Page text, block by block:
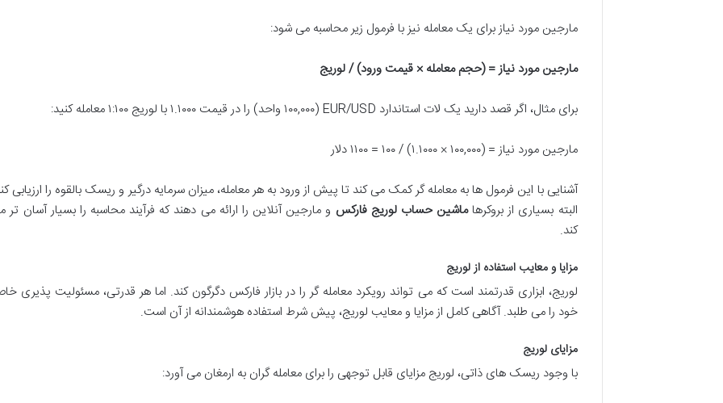
مارجین مورد نیاز برای یک معامله نیز با فرمول زیر محاسبه می شود:
مارجین مورد نیاز = (حجم معامله × قیمت ورود) / لوریج
برای مثال، اگر قصد دارید یک لات استاندارد EUR/USD (۱۰۰,۰۰۰ واحد) را در قیمت ۱.۱۰۰۰ با لوریج ۱:۱۰۰ معامله کنید:
مارجین مورد نیاز = (۱۰۰,۰۰۰ × ۱.۱۰۰۰) / ۱۰۰ = ۱۱۰۰ دلار
آشنایی با این فرمول ها به معامله گر کمک می کند تا پیش از ورود به هر معامله، میزان سرمایه درگیر و ریسک بالقوه را ارزیابی
البته بسیاری از بروکرهاماشین حساب لوریج فارکس و مارجین آنلاین را ارائه می دهند که فرآیند محاسبه را بسیار آسان تر
کند.
مزایا و معایب استفاده از لوریج
لوریج، ابزاری قدرتمند است که می تواند رویکرد معامله گر را در بازار فارکس دگرگون کند. اما هر قدرتی، مسئولیت پذیری
خود را می طلبد. آگاهی کامل از مزایا و معایب لوریج، پیش شرط استفاده هوشمندانه از آن است.
مزایای لوریج
با وجود ریسک های ذاتی، لوریج مزایای قابل توجهی را برای معامله گران به ارمغان می آورد: